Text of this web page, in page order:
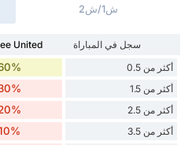
ش1/ش2
سجل في المباراة United
أكثر من 0.5
أكثر من 1.5
أكثر من 2.5
أكثر من 3.5